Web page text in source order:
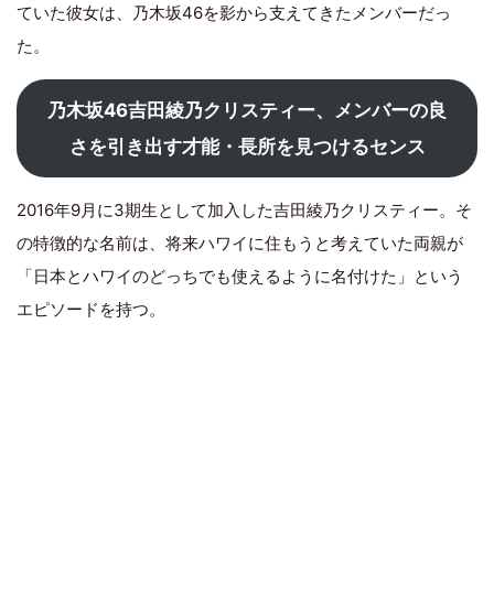
ていた彼女は、乃木坂46を影から支えてきたメンバーだっ
た。
乃木坂46吉田綾乃クリスティー、メンバーの良
さを引き出す才能・長所を見つけるセンス
2016年9月に3期生として加入した吉田綾乃クリスティー。そ
の特徴的な名前は、将来ハワイに住もうと考えていた両親が
「日本とハワイのどっちでも使えるように名付けた」という
エピソードを持つ。